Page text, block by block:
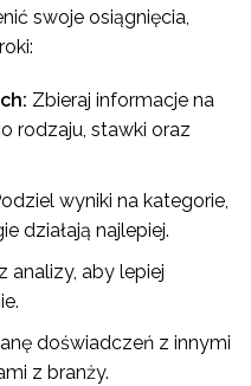
swoje osiągnięcia,
Zbieraj informacje na
rodzaju, stawki oraz
wyniki na kategorie,
działają najlepiej.
analizy, aby lepiej
doświadczeń z innymi
z branży.